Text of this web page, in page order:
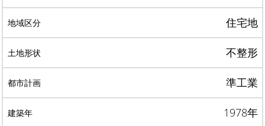
住宅地
不整形
準工業
1978年